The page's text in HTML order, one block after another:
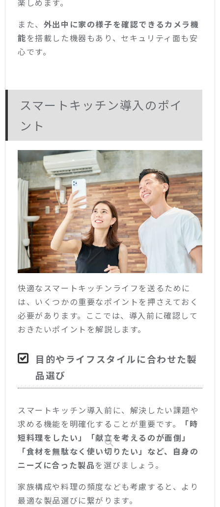
また、 外出中に家の様子を確認できるカメラ機
能を搭載した機器もあり、セキュリティ面も安
心です。
スマートキッチン導入のポイ
ント
快適なスマートキッチンライフを送るために
は、いくつかの重要なポイントを押さえておく
必要があります。ここでは、導入前に確認して
おきたいポイントを解説します。
目的やライフスタイルに合わせた製
品選び
スマートキッチン導入前に、解決したい課題や
求める機能を明確化することが重要です。
「時
短料理をしたい」「献立を考えるのが面倒」
「食材を無駄なく使い切りたい」など、自身の
ニーズに合った製品を選びましょう。
家族構成や料理の頻度なども考慮すると、より
最適な製品選びに繋がります。